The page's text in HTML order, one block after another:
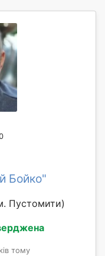
Бойко"
Пустомити)
тому